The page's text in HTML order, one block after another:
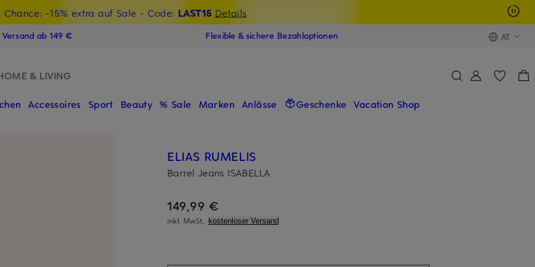
Chance: -15% extra auf Sale - Code: LAST15 Details
Willkommensgutschein mit Beyond sichern
ab 149 € Flexible & sichere Bezahloptionen AT
& LIVING
Accessoires Sport Beauty % Sale Marken Anlässe Geschenke Vacation Shop
ELIAS RUMELIS
Barrel Jeans ISABELLA
149,99 €
inkl. MwSt., kostenloser Versand